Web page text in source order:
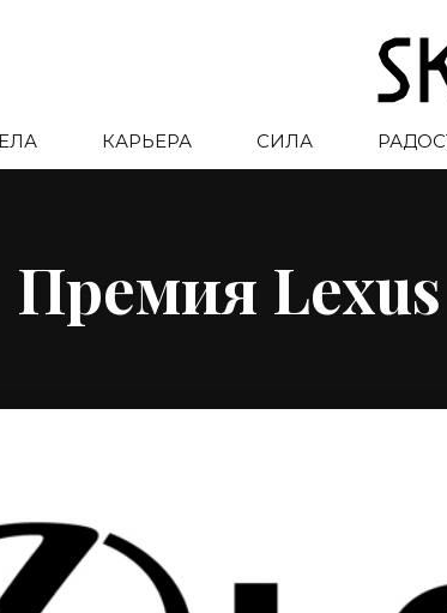
КАРЬЕРА СИЛА
Премия